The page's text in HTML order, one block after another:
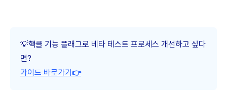
💡핵클 기능 플래그로 베타 테스트 프로세스 개선하고 싶다
면?
가이드 바로가기 👉